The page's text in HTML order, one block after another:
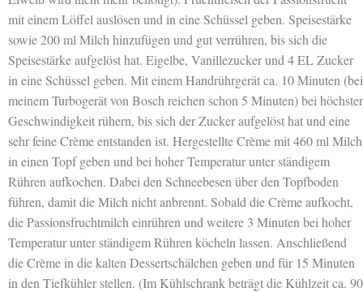
mit einem Löffel auslösen und in eine Schüssel geben. Speisestärke
sowie 200 ml Milch hinzufügen und gut verrühren, bis sich die
Speisestärke aufgelöst hat. Eigelbe, Vanillezucker und 4 EL Zucker
in eine Schüssel geben. Mit einem Handrührgerät ca. 10 Minuten (bei
meinem Turbogerät von Bosch reichen schon 5 Minuten) bei höchster
Geschwindigkeit rühern, bis sich der Zucker aufgelöst hat und eine
sehr feine Crème entstanden ist. Hergestellte Crème mit 460 ml Milch
in einen Topf geben und bei hoher Temperatur unter ständigem
Rühren aufkochen. Dabei den Schneebesen über den Topfboden
führen, damit die Milch nicht anbrennt. Sobald die Crème aufkocht,
die Passionsfruchtmilch einrühren und weitere 3 Minuten bei hoher
Temperatur unter ständigem Rühren köcheln lassen. Anschließend
die Crème in die kalten Dessertschälchen geben und für 15 Minuten
in den Tiefkühler stellen. (Im Kühlschrank beträgt die Kühlzeit ca. 90